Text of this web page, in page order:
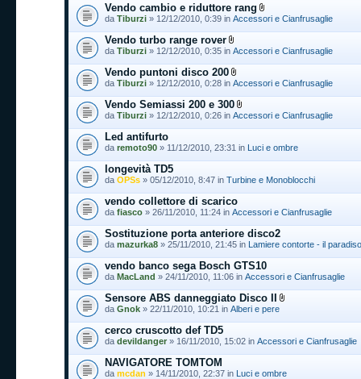
Vendo cambio e riduttore rang
da Tiburzi » 12/12/2010, 0:39 in Accessori e Cianfrusaglie
Vendo turbo range rover
da Tiburzi » 12/12/2010, 0:35 in Accessori e Cianfrusaglie
Vendo puntoni disco 200
da Tiburzi » 12/12/2010, 0:28 in Accessori e Cianfrusaglie
Vendo Semiassi 200 e 300
da Tiburzi » 12/12/2010, 0:26 in Accessori e Cianfrusaglie
Led antifurto
da remoto90 » 11/12/2010, 23:31 in Luci e ombre
longevità TD5
da OPSs » 05/12/2010, 8:47 in Turbine e Monoblocchi
vendo collettore di scarico
da fiasco » 26/11/2010, 11:24 in Accessori e Cianfrusaglie
Sostituzione porta anteriore disco2
da mazurka8 » 25/11/2010, 21:45 in Lamiere contorte - il
vendo banco sega Bosch GTS10
da MacLand » 24/11/2010, 11:06 in Accessori e Cianfrusaglie
Sensore ABS danneggiato Disco II
da Gnok » 22/11/2010, 10:21 in Alberi e pere
cerco cruscotto def TD5
da devildanger » 16/11/2010, 15:02 in Accessori e Cianfrusaglie
NAVIGATORE TOMTOM
da mcdan » 14/11/2010, 22:37 in Luci e ombre